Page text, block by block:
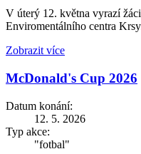
V úterý 12. května vyrazí
Enviromentálního centra
Zobrazit více
McDonald's Cup 2026
Datum konání:
12. 5. 2026
Typ akce:
"fotbal"